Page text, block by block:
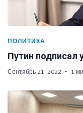
ПОЛИТИКА
Путин подписал
Сентябрь 21, 2022 1